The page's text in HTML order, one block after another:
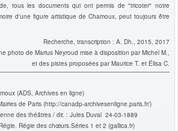
tous les documents qui ont permis de "tricoter" notre
d'une figure artistique de Chamoux, peut toujours être
Recherche, transcription : A. Dh., 2015, 2017
photo de Marius Neyroud mise à disposition par Michel M.,
et des pistes proposées par Maurice T. et Élisa C.
(ADS, Archives en ligne)
de Paris (http://canadp-archivesenligne.paris.fr/)
des théâtres / dir. : Jules Duval 24-03-1889
Régie des chœurs.Séries 1 et 2 (gallica.fr)